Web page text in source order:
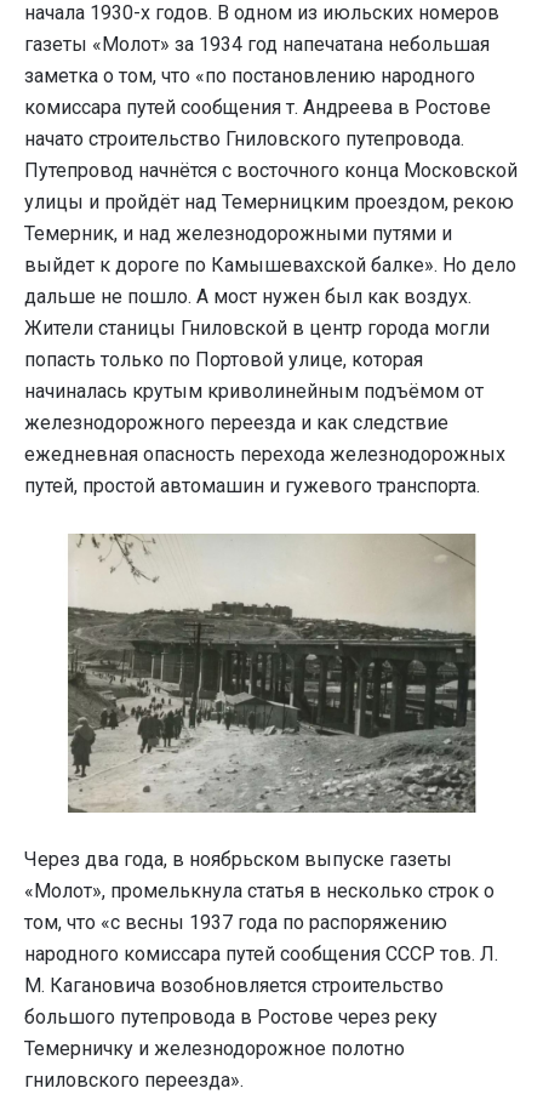
начала 1930-х годов. В одном из июльских номеров
газеты «Молот» за 1934 год напечатана небольшая
заметка о том, что «по постановлению народного
комиссара путей сообщения т. Андреева в Ростове
начато строительство Гниловского путепровода.
Путепровод начнётся с восточного конца Московской
улицы и пройдёт над Темерницким проездом, рекою
Темерник, и над железнодорожными путями и
выйдет к дороге по Камышевахской балке». Но дело
дальше не пошло. А мост нужен был как воздух.
Жители станицы Гниловской в центр города могли
попасть только по Портовой улице, которая
начиналась крутым криволинейным подъёмом от
железнодорожного переезда и как следствие
ежедневная опасность перехода железнодорожных
путей, простой автомашин и гужевого транспорта.
Через два года, в ноябрьском выпуске газеты
«Молот», промелькнула статья в несколько строк о
том, что «с весны 1937 года по распоряжению
народного комиссара путей сообщения СССР тов. Л.
М. Кагановича возобновляется строительство
большого путепровода в Ростове через реку
Темерничку и железнодорожное полотно
гниловского переезда».